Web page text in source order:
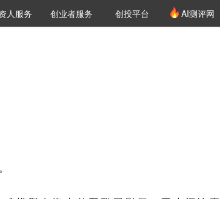
投资机构库
构职位推介
人服务 创投氪堂
创业者服务 创投平台 AI测评网